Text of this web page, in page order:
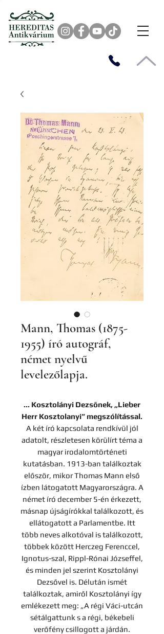
Mann, Thomas (1875-
1955) író autográf,
német nyelvű
levelezőlapja.
... Kosztolányi Dezsőnek, „Lieber
Herr Kosztolanyi” megszólítással.
A két író kapcsolata rendkívül jól
adatolt, részletesen körülírt téma a
magyar irodalomtörténeti
kutatásban. 1913-ban találkoztak
először, mikor Thomas Mann első
ízben látogatott Magyarországra. A
német író december 5-én érkezett,
másnap újságírókkal találkozott, és
ellátogatott a Parlamentbe. Itt
több neves alkotóval is találkozott,
többek között Herczeg Ferenccel,
Ignotus-szal, Rippl-Rónai Józseffel,
és minden jel szerint Kosztolányi
Dezsővel is. Délután ismét
találkoztak, amiről Kosztolányi így
emlékezett meg: „A régi Váci-utcán
sétálgattunk s a régi, békebeli
verőfény csillogott a járdán.